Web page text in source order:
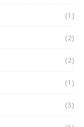
(1)
(2)
(2)
(1)
(3)